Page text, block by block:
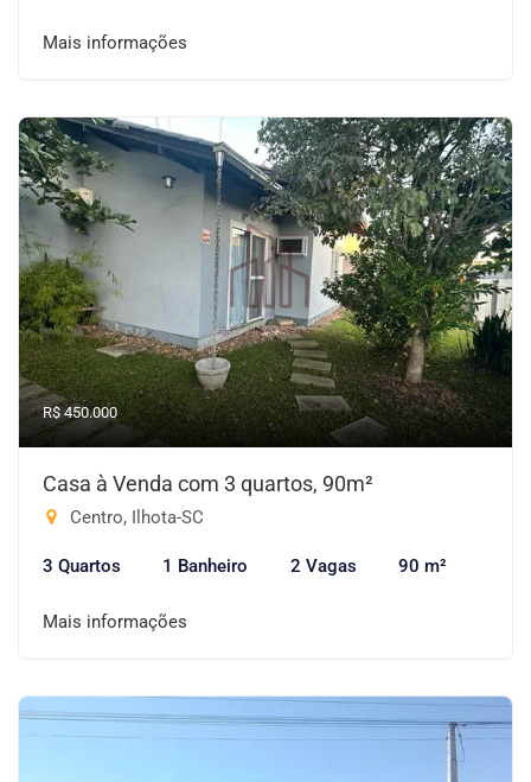
Mais informações
R$ 450.000
Casa à Venda com 3 quartos, 90m²
Centro, Ilhota-SC
3 Quartos 1 Banheiro 2 Vagas 90 m²
Mais informações